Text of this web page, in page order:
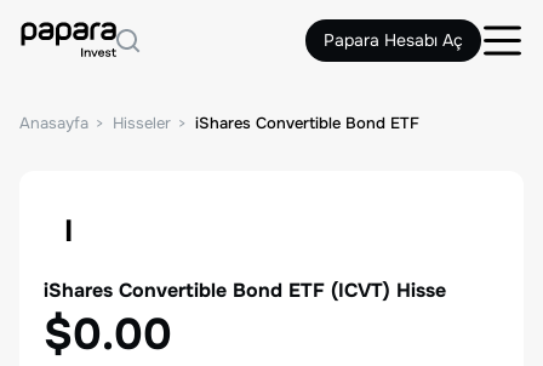
Papara Hesabı Aç
Anasayfa Hisseler iShares Convertible Bond ETF
I
iShares Convertible Bond ETF (ICVT) Hisse
$0.00